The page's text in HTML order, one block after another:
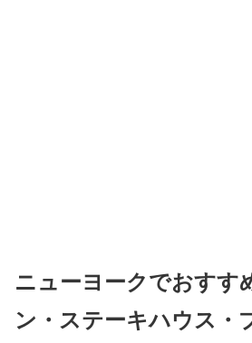
ニューヨークでおすす
ン・ステーキハウス・